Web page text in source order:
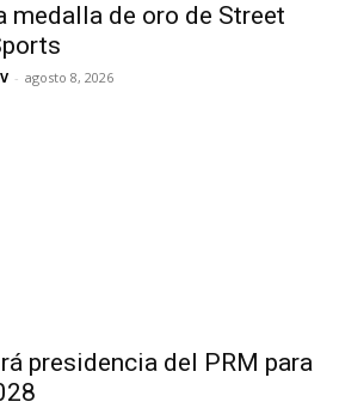
medalla de oro de Street
- agosto 8, 2026
presidencia del PRM para